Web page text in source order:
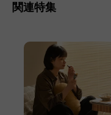
関連特集